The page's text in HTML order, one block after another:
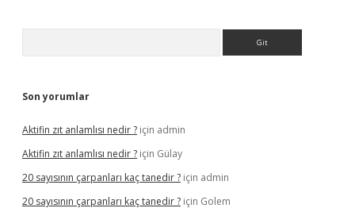
Son yorumlar
Aktifin zıt anlamlısı nedir ? için admin
Aktifin zıt anlamlısı nedir ? için Gülay
20 sayısının çarpanları kaç tanedir ? için admin
20 sayısının çarpanları kaç tanedir ? için Golem